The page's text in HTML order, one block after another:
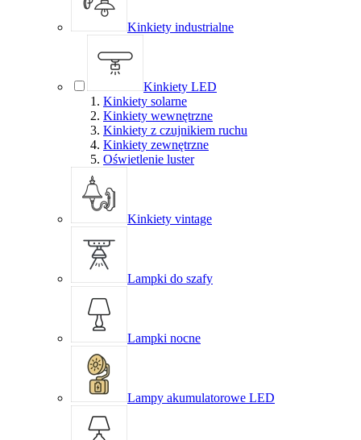
Kinkiety industrialne
Kinkiety LED
Kinkiety solarne
Kinkiety wewnętrzne
Kinkiety z czujnikiem ruchu
Kinkiety zewnętrzne
Oświetlenie luster
Kinkiety vintage
Lampki do szafy
Lampki nocne
Lampy akumulatorowe LED